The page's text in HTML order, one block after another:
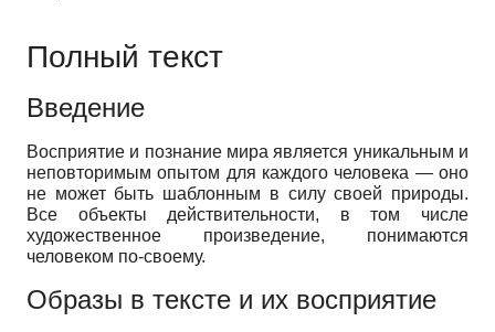
Полный текст
Введение
Восприятие и познание мира является уникальным и
неповторимым опытом для каждого человека — оно
не может быть шаблонным в силу своей природы.
Все объекты действительности, в том числе
художественное произведение, понимаются
человеком по-своему.
Образы в тексте и их восприятие